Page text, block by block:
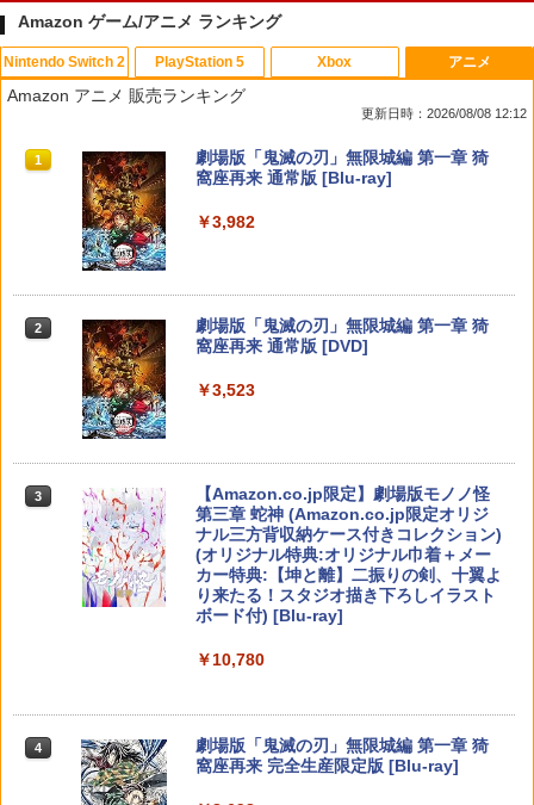
1
【特典】ファイナルファンタジー レゾナ
ンス Switch2版(【初回封入特典】魔導
船＆かけだし騎士の応援パック・かけだ
￥6,910
GB for Nintendo Switch 2
￥6,979
ャリングケース ハードケース EVAハー
h2 収納 Joy-Con収納対応 Nintendo Sw
itch2専用 撥水 ブラック/ホワイト
￥2,000
ドラゴンクエストモンスターズ4 枯れ
木の国のビアンカ・フローラ 【Switch
￥7,620
1
CYBER ・ ブルーレイレンズクリーナー
パワフル湿式タイプ ( PS5 / PS4 用)
￥5,591
【楽天ブックス限定特典+特典】METAL
GEAR SOLID : MASTER COLLECTION
Vol.2 PS5版(2連アクリルキーホルダー
【特典】Beast of Reincarnation(【永
1 【中古】ルイージマンション
Windows Mac Raspbery Xbox Series
X＆S One コントローラー Bluetoothコ
3
【中古】Minecraft (マインクラフト) - S
witch
￥2,910
[Switch] Nintendo Switch Online + 追
￥5,900
1
【中古】カーズ2 MovieNEX [純正ブルー
レイ＋純正ケース]
￥2,980
ミュータント・ニンジャ・タートルズ2 2
Kレストア版【Blu-ray】 [ ブライアン・
トッチ ]
￥3,502
5
ミュータント・タートルズ 2Kレストア
版【Blu-ray】 [ ブライアン・トッチ ]
Amazon ゲーム/アニメ ランキング
Nintendo Switch 2
1
スプラトゥーン レイダース|オンライン
コード版
￥5,832
2 スプラトゥーン レイダース -Switch2
3 Nintendo Switch 2(日本語・国内専用)
￥55,491
ニンテンドープリペイド番号 9000円|オ
ンラインコード版
￥9,000
PlayStation 5
1
PlayStation 5 デジタル・エディション
日本語専用 Console Language: Japan
2
Beast of Reincarnation -PS5 【特典】
プロダクトコード 封入
￥7,286
3
【純正品】ディスクドライブ(CFI-ZDD1
J) PlayStation 5
￥11,980
トローラー ミッドナイト ブラック(CFI-
Xbox
1
【純正品】Xbox ワイヤレス コントロー
ラー + USB-C® ケーブル
￥8,300
ラー (ロボット ホワイト)
3
【純正品】Xbox ワイヤレス コントロー
￥8,020
【純正品】Xbox 充電式バッテリー + US
B-C ケーブル
￥2,618
【国内正規品】Thrustmaster スラスト
アニメ
Amazon アニメ 販売ランキング
更新日時：2026/08/08 12:12
1
劇場版「鬼滅の刃」無限城編 第一章 猗
窩座再来 通常版 [Blu-ray]
￥3,982
2
劇場版「鬼滅の刃」無限城編 第一章 猗
窩座再来 通常版 [DVD]
￥3,523
3
【Amazon.co.jp限定】劇場版モノノ怪
第三章 蛇神 (Amazon.co.jp限定オリジ
ナル三方背収納ケース付きコレクション)
(オリジナル特典:オリジナル巾着＋メー
カー特典:【坤と離】二振りの剣、十翼よ
り来たる！スタジオ描き下ろしイラスト
ボード付) [Blu-ray]
￥10,780
4
劇場版「鬼滅の刃」無限城編 第一章 猗
窩座再来 完全生産限定版 [Blu-ray]